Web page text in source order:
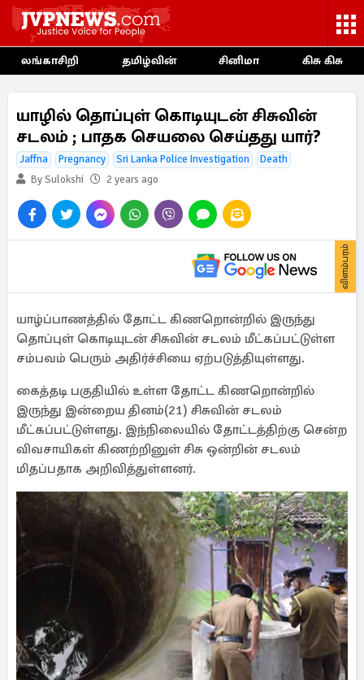
லங்காசிறி தமிழ்வின் சினிமா கிசு கிசு
யாழில் தொப்புள் கொடியுடன் சிசுவின்
சடலம் ; பாதக செயலை செய்தது யார்?
Jaffna Pregnancy Sri Lanka Police Investigation
Death
By Sulokshi
2 years ago
விளம்பரம்
யாழ்ப்பாணத்தில் தோட்ட கிணறொன்றில் இருந்து
தொப்புள் கொடியுடன் சிசுவின் சடலம் மீட்கப்பட்டுள்ள
சம்பவம் பெரும் அதிர்ச்சியை ஏற்படுத்தியுள்ளது.
கைத்தடி பகுதியில் உள்ள தோட்ட கிணறொன்றில்
இருந்து இன்றைய தினம்(21) சிசுவின் சடலம்
மீட்கப்பட்டுள்ளது. இந்நிலையில் தோட்டத்திற்கு சென்ற
விவசாயிகள் கிணற்றினுள் சிசு ஒன்றின் சடலம்
மிதப்பதாக அறிவித்துள்ளனர்.